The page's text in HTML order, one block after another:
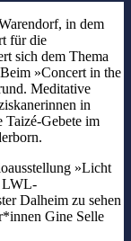
in dem
für die
sich dem Thema
»Concert in the
Meditative
in
Taizé-Gebete im
»Licht
LWL-
Dalheim zu sehen
Gine Selle